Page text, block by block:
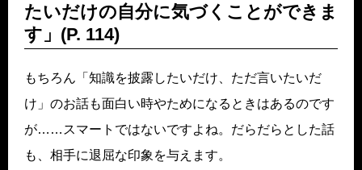
たいだけの自分に気づくことができま
す」(P. 114)
もちろん「知識を披露したいだけ、ただ言いたいだ
け」のお話も面白い時やためになるときはあるのです
が……スマートではないですよね。だらだらとした話
も、相手に退屈な印象を与えます。